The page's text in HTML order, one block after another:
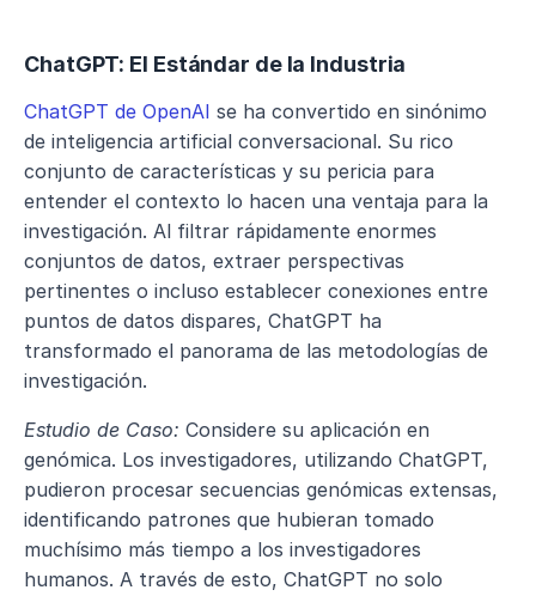
ChatGPT: El Estándar de la Industria
ChatGPT de OpenAI se ha convertido en sinónimo
de inteligencia artificial conversacional. Su rico
conjunto de características y su pericia para
entender el contexto lo hacen una ventaja para la
investigación. Al filtrar rápidamente enormes
conjuntos de datos, extraer perspectivas
pertinentes o incluso establecer conexiones entre
puntos de datos dispares, ChatGPT ha
transformado el panorama de las metodologías de
investigación.
Estudio de Caso: Considere su aplicación en
genómica. Los investigadores, utilizando ChatGPT,
pudieron procesar secuencias genómicas extensas,
identificando patrones que hubieran tomado
muchísimo más tiempo a los investigadores
humanos. A través de esto, ChatGPT no solo